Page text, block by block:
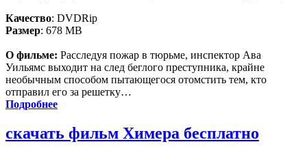
Качество: DVDRip
Размер: 678 MB
О фильме: Расследуя пожар в тюрьме, инспектор Ава
Уильямс выходит на след беглого преступника, крайне
необычным способом пытающегося отомстить тем, кто
отправил его за решетку…
Подробнее
скачать фильм Химера бесплатно